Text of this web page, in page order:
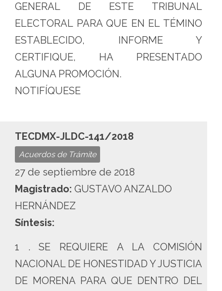
GENERAL DE ESTE TRIBUNAL
ELECTORAL PARA QUE EN EL TÉMINO
ESTABLECIDO, INFORME Y
CERTIFIQUE, HA PRESENTADO
ALGUNA PROMOCIÓN.
NOTIFÍQUESE
TECDMX-JLDC-141/2018
Acuerdos de Trámite
27 de septiembre de 2018
Magistrado: GUSTAVO ANZALDO
HERNÁNDEZ
Síntesis:
1 . SE REQUIERE A LA COMISIÓN
NACIONAL DE HONESTIDAD Y JUSTICIA
DE MORENA PARA QUE DENTRO DEL